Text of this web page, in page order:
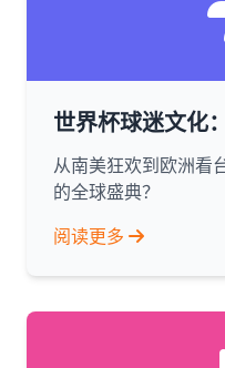
世界杯球迷文化
从南美狂欢到欧洲看
的全球盛典？
阅读更多